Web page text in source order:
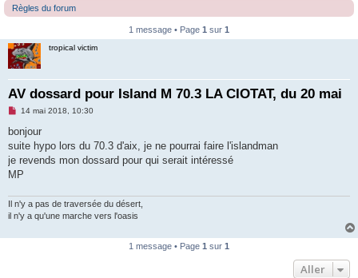
Règles du forum
1 message • Page 1 sur 1
tropical victim
AV dossard pour Island M 70.3 LA CIOTAT, du 20 mai
M
s
a
g
n
n
l
u
14 mai 2018, 10:30
bonjour
suite hypo lors du 70.3 d'aix, je ne pourrai faire l'islandman
je revends mon dossard pour qui serait intéressé
MP
Il n'y a pas de traversée du désert,
il n'y a qu'une marche vers l'oasis
1 message • Page 1 sur 1
Aller